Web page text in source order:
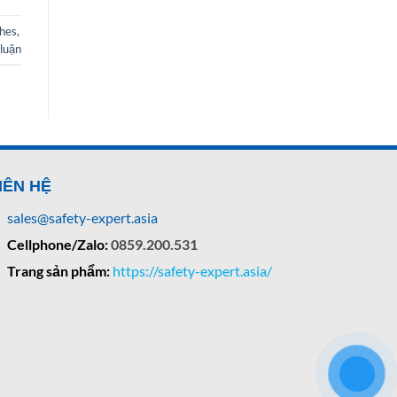
,
HỆ
sales@safety-expert.asia
Cellphone/Zalo:0859.200.531
Trang sản phẩm: https://safety-expert.asia/